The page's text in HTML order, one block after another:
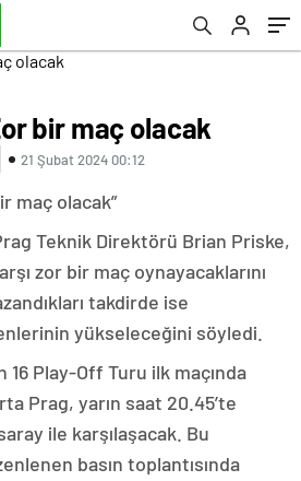
bir maç olacak
21 Şubat 2024 00:12
maç olacak”
Teknik Direktörü Brian Priske,
zor bir maç oynayacaklarını
takdirde ise
yükseleceğini söyledi.
16 Play-Off Turu ilk maçında
Prag, yarın saat 20.45’te
ile karşılaşacak. Bu
basın toplantısında